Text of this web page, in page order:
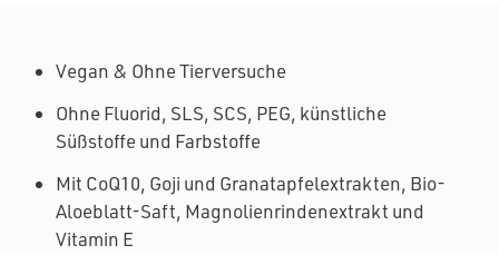
Vegan & Ohne Tierversuche
Ohne Fluorid, SLS, SCS, PEG, künstliche
Süßstoffe und Farbstoffe
Mit CoQ10, Goji und Granatapfelextrakten, Bio-
Aloeblatt-Saft, Magnolienrindenextrakt und
Vitamin E